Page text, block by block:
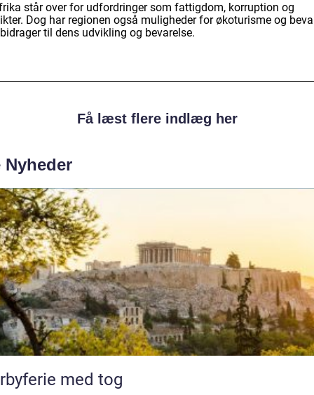
står over for udfordringer som fattigdom, korruption og
Dog har regionen også muligheder for økoturisme og
til dens udvikling og bevarelse.
Få læst flere indlæg her
Nyheder
med tog